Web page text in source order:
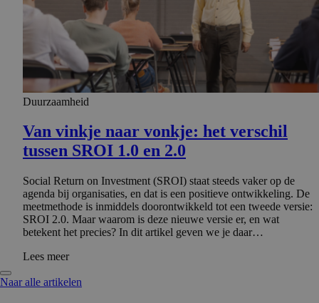
Duurzaamheid
Van vinkje naar vonkje: het verschil
tussen SROI 1.0 en 2.0
Social Return on Investment (SROI) staat steeds vaker op de
agenda bij organisaties, en dat is een positieve ontwikkeling. De
meetmethode is inmiddels doorontwikkeld tot een tweede versie:
SROI 2.0. Maar waarom is deze nieuwe versie er, en wat
betekent het precies? In dit artikel geven we je daar…
Lees meer
Naar alle artikelen